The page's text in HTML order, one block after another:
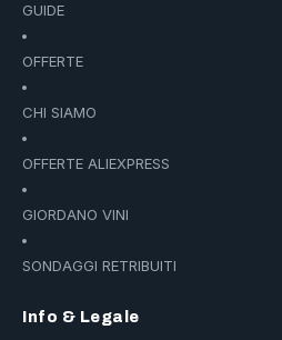
GUIDE
OFFERTE
CHI SIAMO
OFFERTE ALIEXPRESS
GIORDANO VINI
SONDAGGI RETRIBUITI
Info & Legale